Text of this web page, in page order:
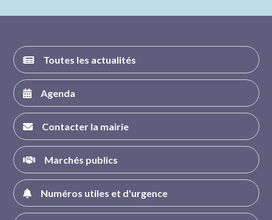
Toutes les actualités
Agenda
Contacter la mairie
Marchés publics
Numéros utiles et d'urgence